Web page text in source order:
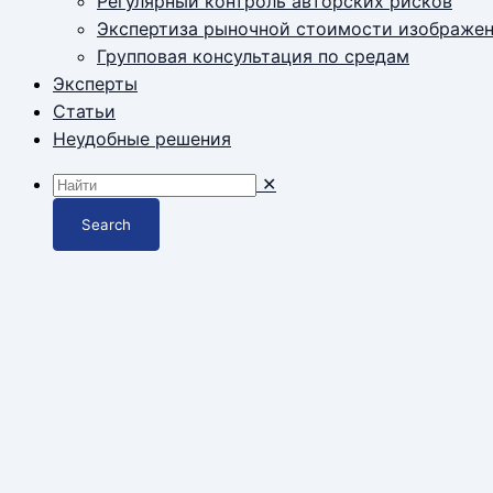
Экспертиза рыночной стоимости
Групповая консультация по средам
Эксперты
Статьи
Неудобные решения
✕